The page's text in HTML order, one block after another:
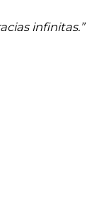
infinitas.”